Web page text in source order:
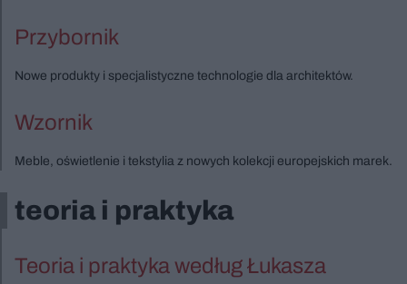
Przybornik
Nowe produkty i specjalistyczne technologie dla architektów.
Wzornik
Meble, oświetlenie i tekstylia z nowych kolekcji europejskich marek.
teoria i praktyka
Teoria i praktyka według Łukasza